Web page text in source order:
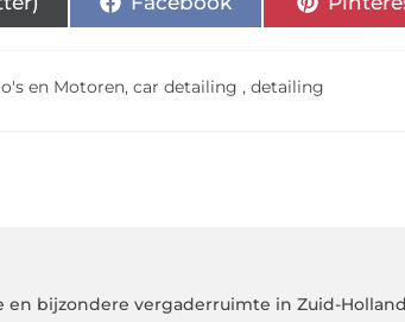
en Motoren,car detailing ,detailing
en bijzondere vergaderruimte in Zuid-Holland